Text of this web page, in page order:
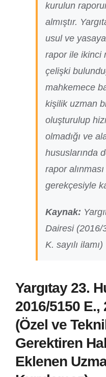
kurulun
almıştır.
usul ve
rapor ile ikinci
çelişki
mahkemece
kişilik uzman
oluşturulup
olmadığı ve
hususlarında
rapor
gerekçesiyle
Kaynak:
Dairesi (2016/
K. sayılı ilamı)
Yargıtay 23.
2016/5150 E.,
(Özel ve
Gerektiren
Eklenen